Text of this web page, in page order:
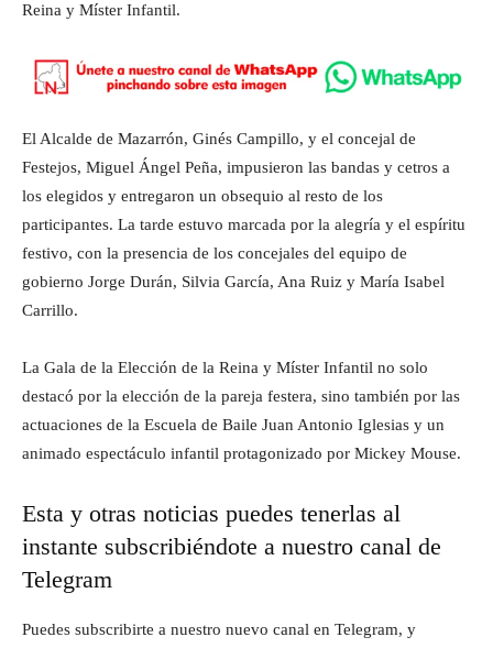
Reina y Míster Infantil.
El Alcalde de Mazarrón, Ginés Campillo, y el concejal de
Festejos, Miguel Ángel Peña, impusieron las bandas y cetros a
los elegidos y entregaron un obsequio al resto de los
participantes. La tarde estuvo marcada por la alegría y el espíritu
festivo, con la presencia de los concejales del equipo de
gobierno Jorge Durán, Silvia García, Ana Ruiz y María Isabel
Carrillo.
La Gala de la Elección de la Reina y Míster Infantil no solo
destacó por la elección de la pareja festera, sino también por las
actuaciones de la Escuela de Baile Juan Antonio Iglesias y un
animado espectáculo infantil protagonizado por Mickey Mouse.
Esta y otras noticias puedes tenerlas al
instante subscribiéndote a nuestro canal de
Telegram
Puedes subscribirte a nuestro nuevo canal en Telegram, y